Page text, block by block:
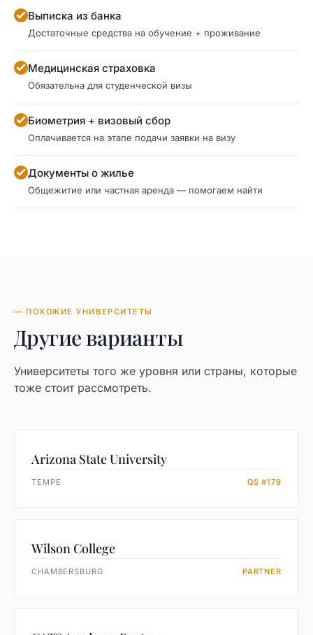
Выписка из банка
Достаточные средства на обучение + проживание
Медицинская страховка
Обязательна для студенческой визы
Биометрия + визовый сбор
Оплачивается на этапе подачи заявки на визу
Документы о жилье
Общежитие или частная аренда — помогаем найти
— ПОХОЖИЕ УНИВЕРСИТЕТЫ
Другие варианты
Университеты того же уровня или страны, которые
тоже стоит рассмотреть.
Arizona State University
TEMPE QS #179
Wilson College
CHAMBERSBURG PARTNER